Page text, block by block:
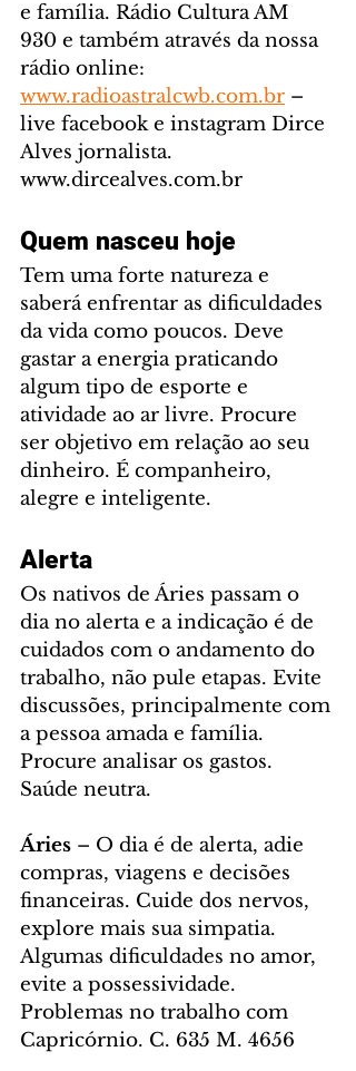
e família. Rádio Cultura AM
930 e também através da nossa
rádio online:
www.radioastralcwb.com.br –
live facebook e instagram Dirce
Alves jornalista.
www.dircealves.com.br
Quem nasceu hoje
Tem uma forte natureza e
saberá enfrentar as dificuldades
da vida como poucos. Deve
gastar a energia praticando
algum tipo de esporte e
atividade ao ar livre. Procure
ser objetivo em relação ao seu
dinheiro. É companheiro,
alegre e inteligente.
Alerta
Os nativos de Áries passam o
dia no alerta e a indicação é de
cuidados com o andamento do
trabalho, não pule etapas. Evite
discussões, principalmente com
a pessoa amada e família.
Procure analisar os gastos.
Saúde neutra.
Áries – O dia é de alerta, adie
compras, viagens e decisões
financeiras. Cuide dos nervos,
explore mais sua simpatia.
Algumas dificuldades no amor,
evite a possessividade.
Problemas no trabalho com
Capricórnio. C. 635 M. 4656